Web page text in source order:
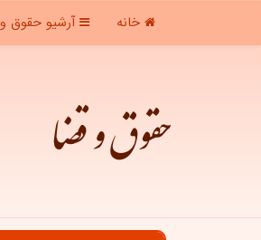
خانه آرشیو حقوق
حقوق و قضا